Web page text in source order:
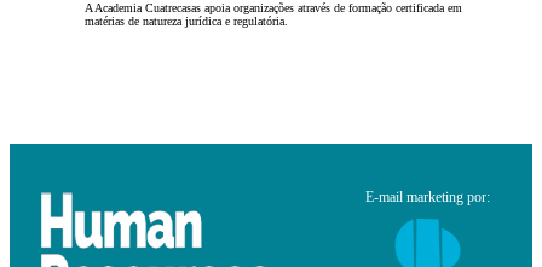
A Academia Cuatrecasas apoia organizações através de formação certificada em
matérias de natureza jurídica e regulatória.
E-mail marketing por: